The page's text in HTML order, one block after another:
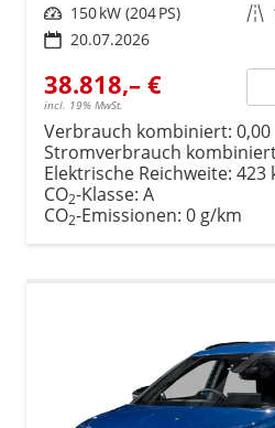
Leistung 150 kW (204 PS) Kilometerstand
20.07.2026
38.818,– €
incl. 19% MwSt.
Verbrauch kombiniert: 0,00
Stromverbrauch
Elektrische Reichweite: 423
CO2-Klasse: A
CO2-Emissionen: 0 g/km